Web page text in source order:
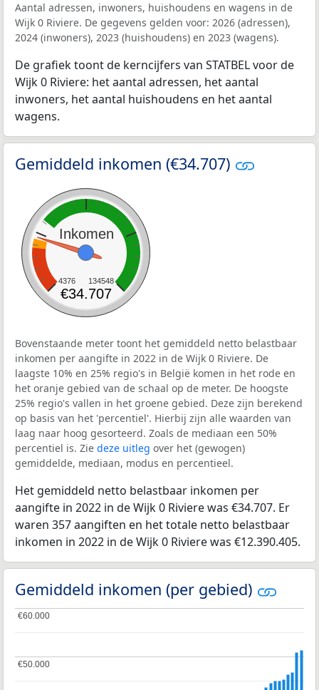
Aantal adressen, inwoners, huishoudens en wagens in de
Wijk 0 Riviere. De gegevens gelden voor: 2026 (adressen),
2024 (inwoners), 2023 (huishoudens) en 2023 (wagens).
De grafiek toont de kerncijfers van STATBEL voor de
Wijk 0 Riviere: het aantal adressen, het aantal
inwoners, het aantal huishoudens en het aantal
wagens.
Gemiddeld inkomen (€34.707)
Inkomen
4376 134548
€34.707
Bovenstaande meter toont het gemiddeld netto belastbaar
inkomen per aangifte in 2022 in de Wijk 0 Riviere. De
laagste 10% en 25% regio's in België komen in het rode en
het oranje gebied van de schaal op de meter. De hoogste
25% regio's vallen in het groene gebied. Deze zijn berekend
op basis van het 'percentiel'. Hierbij zijn alle waarden van
laag naar hoog gesorteerd. Zoals de mediaan een 50%
percentiel is. Zie deze uitleg over het (gewogen)
gemiddelde, mediaan, modus en percentieel.
Het gemiddeld netto belastbaar inkomen per
aangifte in 2022 in de Wijk 0 Riviere was €34.707. Er
waren 357 aangiften en het totale netto belastbaar
inkomen in 2022 in de Wijk 0 Riviere was €12.390.405.
Gemiddeld inkomen (per gebied)
€50.000
€50.000
€60.000
€60.000